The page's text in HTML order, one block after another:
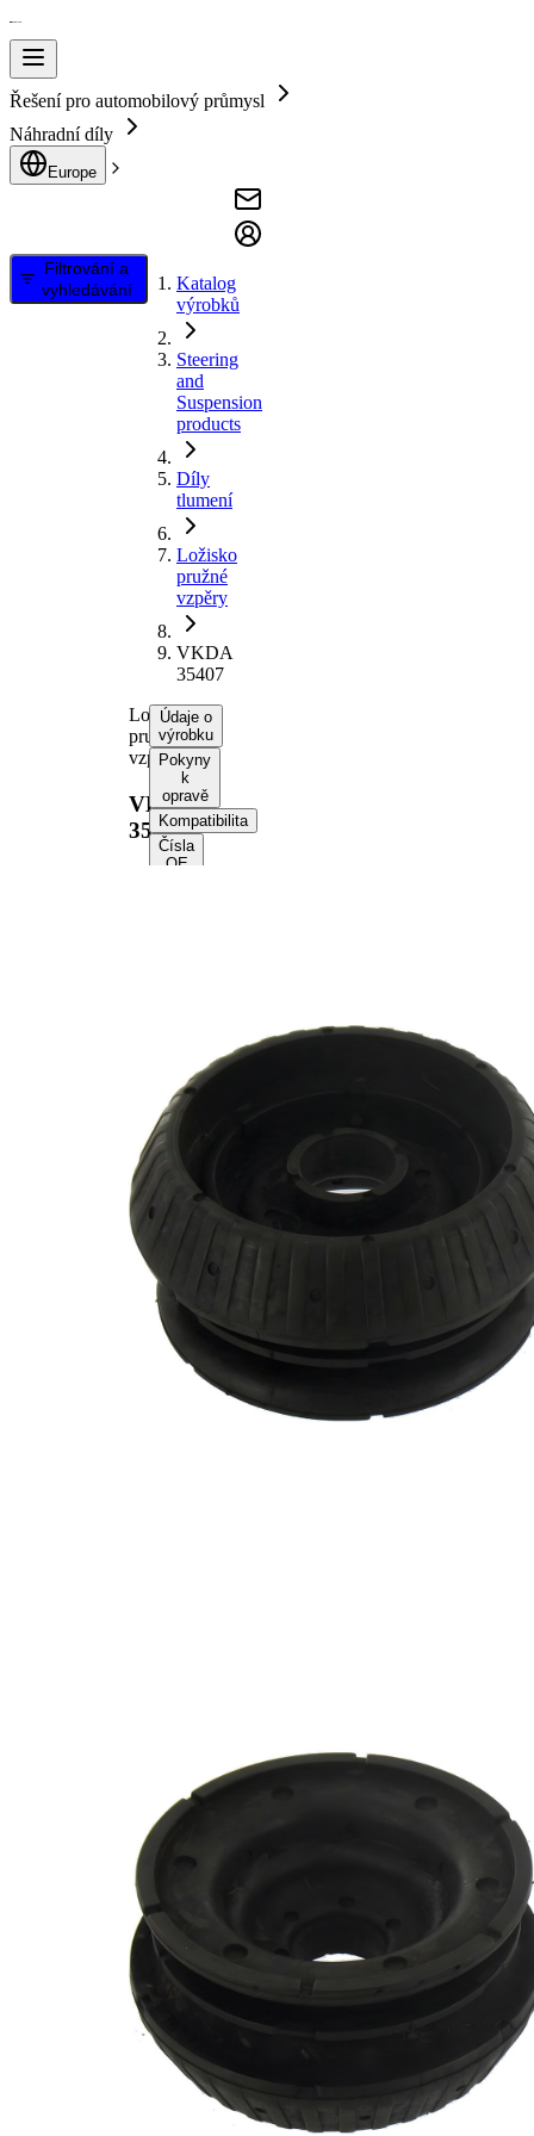
Řešení pro automobilový průmysl
Náhradní díly
Europe
Filtrování a
vyhledávání
Katalog
výrobků
Steering
and
Suspension
products
Díly
tlumení
Ložisko
pružné
vzpěry
VKDA
35407
Ložisko
pružné
vzpěry
VKDA
35407
Údaje o
výrobku
Pokyny
k
opravě
Kompatibilita
Čísla
OE
výrobek/info
s
ložiskem
doporučena
výměna v
párech